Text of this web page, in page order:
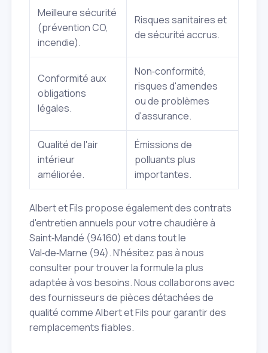
Meilleure sécurité
(prévention CO,
incendie).
Risques sanitaires et
de sécurité accrus.
Conformité aux
obligations
légales.
Non‑conformité,
risques d'amendes
ou de problèmes
d'assurance.
Qualité de l'air
intérieur
améliorée.
Émissions de
polluants plus
importantes.
Albert et Fils propose également des contrats
d'entretien annuels pour votre chaudière à
Saint‑Mandé (94160) et dans tout le
Val‑de‑Marne (94). N'hésitez pas à nous
consulter pour trouver la formule la plus
adaptée à vos besoins. Nous collaborons avec
des fournisseurs de pièces détachées de
qualité comme Albert et Fils pour garantir des
remplacements fiables.